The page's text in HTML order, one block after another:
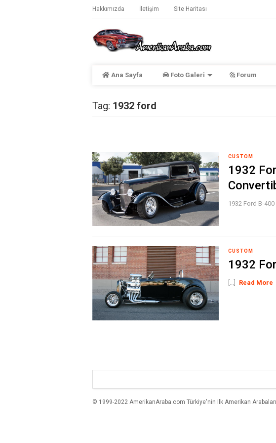
Hakkımızda İletişim Site Haritası
Ana Sayfa Foto Galeri Forum
Tag: 1932 ford
CUSTOM
1932
1932 Ford B-
CUSTOM
1932
[...] Read More
© 1999-2022 AmerikanAraba.com Türkiye'nin Ilk Amerikan